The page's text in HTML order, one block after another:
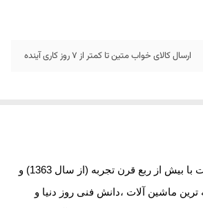
ارسال کالای خواب متین تا کمتر از 7 روز کاری آینده
شرکت رویا مفتخر است با بیش از ربع قرن تجربه (از سال 1363) و
ترین ماشین آلات ،دانش فنی روز دنیا و